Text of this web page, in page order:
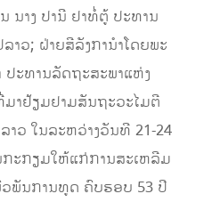
ນາງ ປານີ ຢາທໍ່ຕູ້ ປະທານ
າວ; ຝ່າຍສີລັງການຳໂດຍພະ
ປະທານລັດຖະສະພາແຫ່ງ
າຢ້ຽມຢາມສັນຖະວະໄມຕີ
າວ ໃນລະຫວ່າງວັນທີ 21-24
ກະກຽມໃຫ້ແກ່ການສະເຫລີມ
ວພັນການທູດ ຄົບຮອບ 53 ປີ